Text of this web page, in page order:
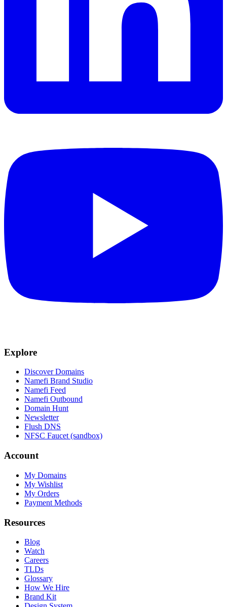
Explore
Discover Domains
Namefi Brand Studio
Namefi Feed
Namefi Outbound
Domain Hunt
Newsletter
Flush DNS
NFSC Faucet (sandbox)
Account
My Domains
My Wishlist
My Orders
Payment Methods
Resources
Blog
Watch
Careers
TLDs
Glossary
How We Hire
Brand Kit